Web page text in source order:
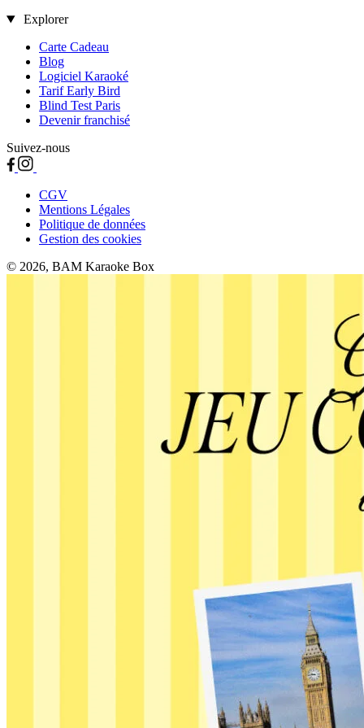
Explorer
Carte Cadeau
Blog
Logiciel Karaoké
Tarif Early Bird
Blind Test Paris
Devenir franchisé
Suivez-nous
CGV
Mentions Légales
Politique de données
Gestion des cookies
© 2026, BAM Karaoke Box